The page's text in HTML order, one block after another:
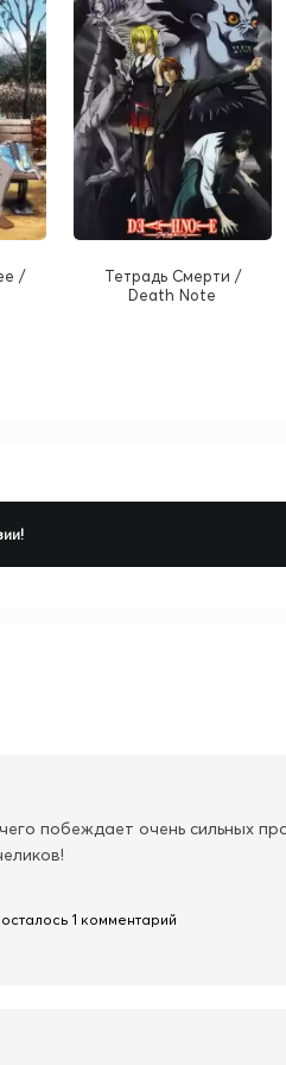
/
Тетрадь Смерти /
Death Note
побеждает очень сильных
1 комментарий